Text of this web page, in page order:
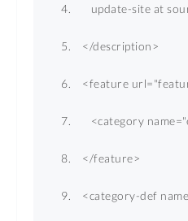
update-site at
</description >
<feature url=
<category name=
</feature>
<category-def name